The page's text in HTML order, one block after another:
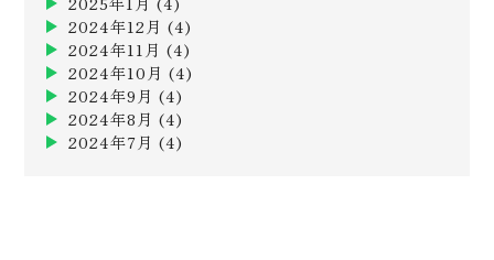
2024年12月 (4)
2024年11月 (4)
2024年10月 (4)
2024年9月 (4)
2024年8月 (4)
2024年7月 (4)